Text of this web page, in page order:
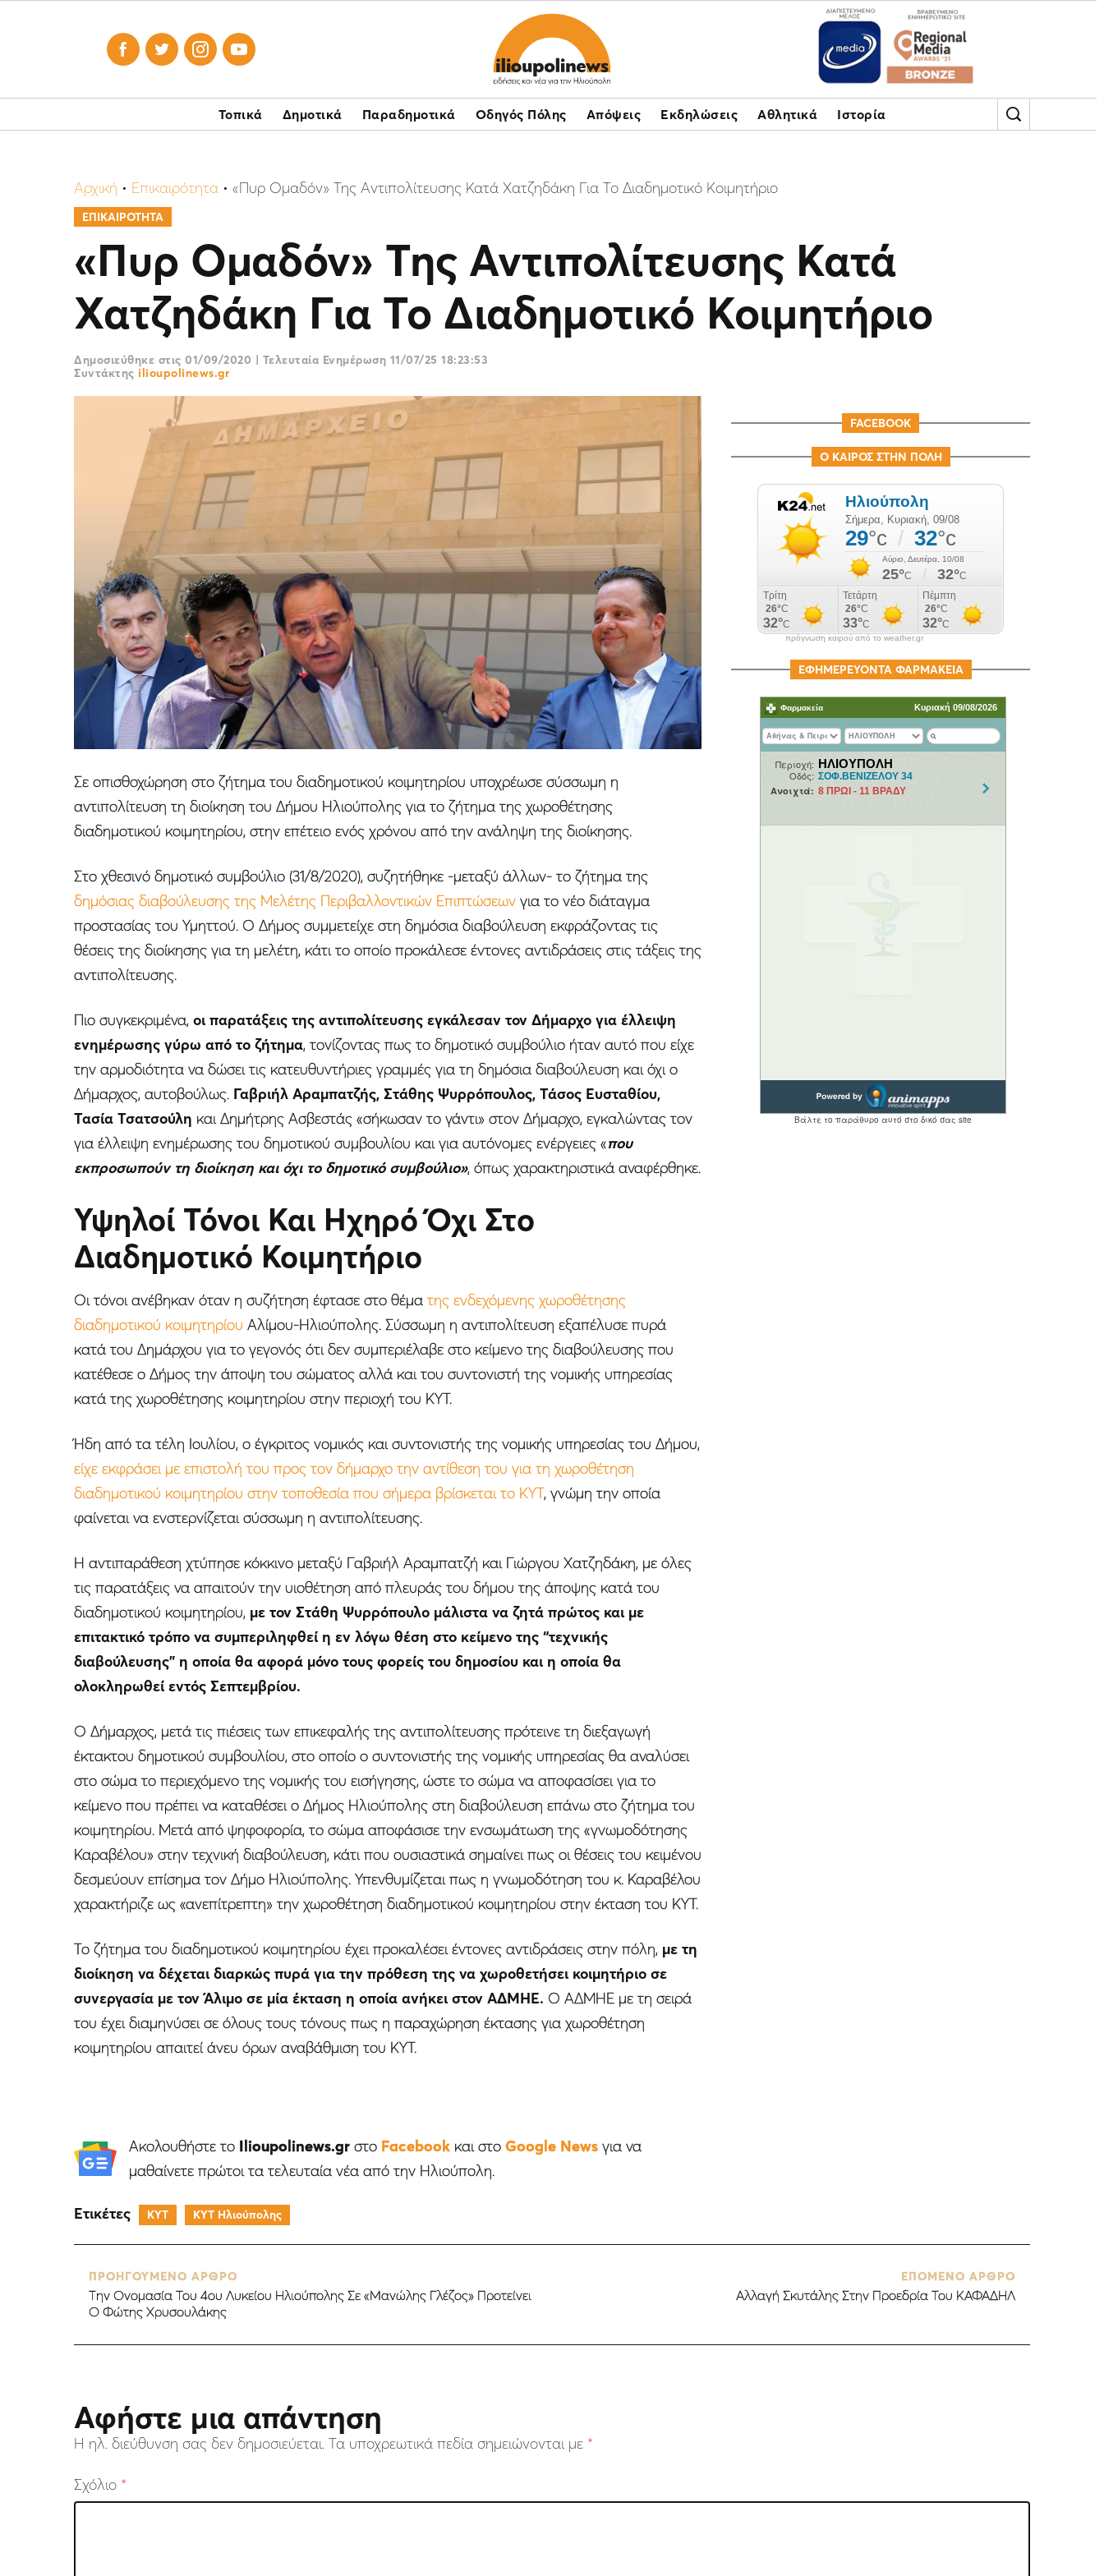
   
Τοπικά Δημοτικά Παραδημοτικά Οδηγός Πόλης Απόψεις Εκδηλώσεις Αθλητικά Ιστορία
Αρχική • Επικαιρότητα • «Πυρ Ομαδόν» Της Αντιπολίτευσης Κατά Χατζηδάκη Για Το Διαδημοτικό Κοιμητήριο
ΕΠΙΚΑΙΡΟΤΗΤΑ
«Πυρ Ομαδόν» Της Αντιπολίτευσης Κατά
Χατζηδάκη Για Το Διαδημοτικό Κοιμητήριο
Δημοσιεύθηκε στις 01/09/2020 | Τελευταία Ενημέρωση 11/07/25 18:23:53
Συντάκτης ilioupolinews.gr
Σε οπισθοχώρηση στο ζήτημα του διαδημοτικού κοιμητηρίου υποχρέωσε σύσσωμη η
αντιπολίτευση τη διοίκηση του Δήμου Ηλιούπολης για το ζήτημα της χωροθέτησης
διαδημοτικού κοιμητηρίου, στην επέτειο ενός χρόνου από την ανάληψη της διοίκησης.
Στο χθεσινό δημοτικό συμβούλιο (31/8/2020), συζητήθηκε -μεταξύ άλλων- το ζήτημα της
δημόσιας διαβούλευσης της Μελέτης Περιβαλλοντικών Επιπτώσεων για το νέο διάταγμα
προστασίας του Υμηττού. Ο Δήμος συμμετείχε στη δημόσια διαβούλευση εκφράζοντας τις
θέσεις της διοίκησης για τη μελέτη, κάτι το οποίο προκάλεσε έντονες αντιδράσεις στις τάξεις της
αντιπολίτευσης.
Πιο συγκεκριμένα, οι παρατάξεις της αντιπολίτευσης εγκάλεσαν τον Δήμαρχο για έλλειψη
ενημέρωσης γύρω από το ζήτημα, τονίζοντας πως το δημοτικό συμβούλιο ήταν αυτό που είχε
την αρμοδιότητα να δώσει τις κατευθυντήριες γραμμές για τη δημόσια διαβούλευση και όχι ο
Δήμαρχος, αυτοβούλως. Γαβριήλ Αραμπατζής, Στάθης Ψυρρόπουλος, Τάσος Ευσταθίου,
Τασία Τσατσούλη και Δημήτρης Ασβεστάς «σήκωσαν το γάντι» στον Δήμαρχο, εγκαλώντας τον
για έλλειψη ενημέρωσης του δημοτικού συμβουλίου και για αυτόνομες ενέργειες «που
εκπροσωπούν τη διοίκηση και όχι το δημοτικό συμβούλιο», όπως χαρακτηριστικά αναφέρθηκε.
Υψηλοί Τόνοι Και Ηχηρό Όχι Στο
Διαδημοτικό Κοιμητήριο
Οι τόνοι ανέβηκαν όταν η συζήτηση έφτασε στο θέμα της ενδεχόμενης χωροθέτησης
διαδημοτικού κοιμητηρίου Αλίμου-Ηλιούπολης. Σύσσωμη η αντιπολίτευση εξαπέλυσε πυρά
κατά του Δημάρχου για το γεγονός ότι δεν συμπεριέλαβε στο κείμενο της διαβούλευσης που
κατέθεσε ο Δήμος την άποψη του σώματος αλλά και του συντονιστή της νομικής υπηρεσίας
κατά της χωροθέτησης κοιμητηρίου στην περιοχή του ΚΥΤ.
Ήδη από τα τέλη Ιουλίου, ο έγκριτος νομικός και συντονιστής της νομικής υπηρεσίας του Δήμου,
είχε εκφράσει με επιστολή του προς τον δήμαρχο την αντίθεση του για τη χωροθέτηση
διαδημοτικού κοιμητηρίου στην τοποθεσία που σήμερα βρίσκεται το ΚΥΤ, γνώμη την οποία
φαίνεται να ενστερνίζεται σύσσωμη η αντιπολίτευσης.
Η αντιπαράθεση χτύπησε κόκκινο μεταξύ Γαβριήλ Αραμπατζή και Γιώργου Χατζηδάκη, με όλες
τις παρατάξεις να απαιτούν την υιοθέτηση από πλευράς του δήμου της άποψης κατά του
διαδημοτικού κοιμητηρίου, με τον Στάθη Ψυρρόπουλο μάλιστα να ζητά πρώτος και με
επιτακτικό τρόπο να συμπεριληφθεί η εν λόγω θέση στο κείμενο της “τεχνικής
διαβούλευσης” η οποία θα αφορά μόνο τους φορείς του δημοσίου και η οποία θα
ολοκληρωθεί εντός Σεπτεμβρίου.
Ο Δήμαρχος, μετά τις πιέσεις των επικεφαλής της αντιπολίτευσης πρότεινε τη διεξαγωγή
έκτακτου δημοτικού συμβουλίου, στο οποίο ο συντονιστής της νομικής υπηρεσίας θα αναλύσει
στο σώμα το περιεχόμενο της νομικής του εισήγησης, ώστε το σώμα να αποφασίσει για το
κείμενο που πρέπει να καταθέσει ο Δήμος Ηλιούπολης στη διαβούλευση επάνω στο ζήτημα του
κοιμητηρίου. Mετά από ψηφοφορία, το σώμα αποφάσισε την ενσωμάτωση της «γνωμοδότησης
Καραβέλου» στην τεχνική διαβούλευση, κάτι που ουσιαστικά σημαίνει πως οι θέσεις του κειμένου
δεσμεύουν επίσημα τον Δήμο Ηλιούπολης. Υπενθυμίζεται πως η γνωμοδότηση του κ. Καραβέλου
χαρακτήριζε ως «ανεπίτρεπτη» την χωροθέτηση διαδημοτικού κοιμητηρίου στην έκταση του ΚΥΤ.
Το ζήτημα του διαδημοτικού κοιμητηρίου έχει προκαλέσει έντονες αντιδράσεις στην πόλη, με τη
διοίκηση να δέχεται διαρκώς πυρά για την πρόθεση της να χωροθετήσει κοιμητήριο σε
συνεργασία με τον Άλιμο σε μία έκταση η οποία ανήκει στον ΑΔΜΗΕ. Ο ΑΔΜΗΕ με τη σειρά
του έχει διαμηνύσει σε όλους τους τόνους πως η παραχώρηση έκτασης για χωροθέτηση
κοιμητηρίου απαιτεί άνευ όρων αναβάθμιση του ΚΥΤ.
Ακολουθήστε το Ilioupolinews.grστο Facebookκαι στο Google Newsγια να
μαθαίνετε πρώτοι τα τελευταία νέα από την Ηλιούπολη.
FACEBOOK
Ο ΚΑΙΡΟΣ ΣΤΗΝ ΠΟΛΗ
πρόγνωση καιρού από το weather.gr
ΕΦΗΜΕΡΕΥΟΝΤΑ ΦΑΡΜΑΚΕΙΑ
Ετικέτες ΚΥΤ ΚΥΤ Ηλιούπολης
ΠΡΟΗΓΟΥΜΕΝΟ ΑΡΘΡΟ
Την Ονομασία Του 4ου Λυκείου Ηλιούπολης Σε «Μανώλης Γλέζος» Προτείνει
Ο Φώτης Χρυσουλάκης
ΕΠΟΜΕΝΟ ΑΡΘΡΟ
Αλλαγή Σκυτάλης Στην Προεδρία Του ΚΑΦΑΔΗΛ
Αφήστε μια απάντηση
Η ηλ. διεύθυνση σας δεν δημοσιεύεται. Τα υποχρεωτικά πεδία σημειώνονται με *
Σχόλιο *